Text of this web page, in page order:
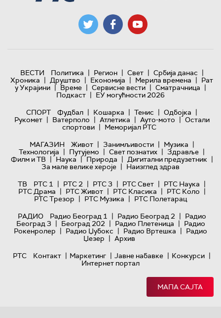
ВЕСТИ Политика | Регион | Свет | Србија данас |
Хроника | Друштво | Економија | Мерила времена | Рат
у Украјини | Време | Сервисне вести | Сматрачница |
Подкаст | ЕУ могућности 2026
СПОРТ
Фудбал | Кошарка | Тенис | Одбојка |
Рукомет | Ватерполо | Атлетика | Ауто-мото | Остали
спортови | Меморијал РТС
МАГАЗИН
Живот | Занимљивости | Музика |
Технологијa | Путујемо | Свет познатих | Здравље |
Филм и ТВ | Наука | Природа | Дигитални предузетник |
За мале велике хероје | Наизглед здрав
ТВ
РТС 1 | РТС 2 | РТС 3 | РТС Свет | РТС Наука |
РТС Драма | РТС Живот | РТС Класика | РТС Коло |
РТС Трезор | РТС Музика | РТС Полетарац
РАДИО
Радио Београд 1 | Радио Београд 2 | Радио
Београд 3 | Београд 202 | Радио Плетеница | Радио
Рокенролер | Радио Џубокс | Радио Вртешка | Радио
Џезер | Архив
РТС
Контакт | Маркетинг | Јавне набавке | Конкурси |
Интернет портал
МАПА САЈТА